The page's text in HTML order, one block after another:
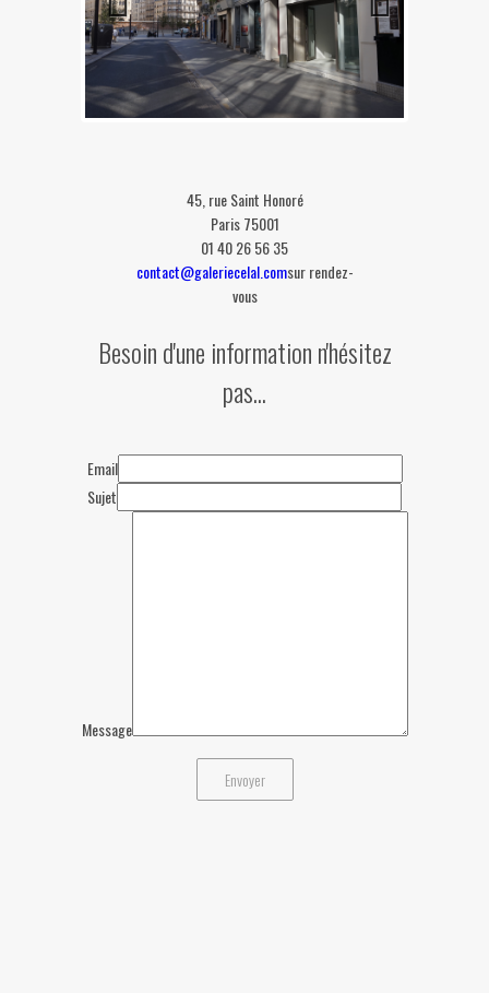
45, rue Saint Honoré
Paris 75001
01 40 26 56 35
contact@galeriecelal.comsur rendez-
vous
Besoin d'une information n'hésitez
pas...
Email
Sujet
Message